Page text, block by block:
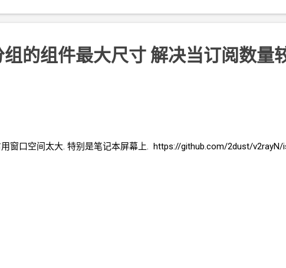
组的组件最大尺寸 解决当订阅数量
用窗口空间太大. 特别是笔记本屏幕上. https://github.com/2dust/v2rayN/